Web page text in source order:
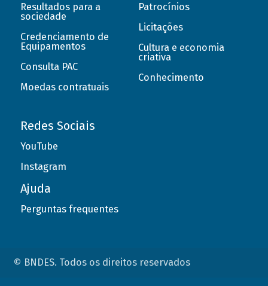
Resultados para a
sociedade
Credenciamento de
Equipamentos
Consulta PAC
Moedas contratuais
Patrocínios
Licitações
Cultura e economia
criativa
Conhecimento
Redes Sociais
YouTube
Instagram
Ajuda
Perguntas frequentes
© BNDES. Todos os direitos reservados